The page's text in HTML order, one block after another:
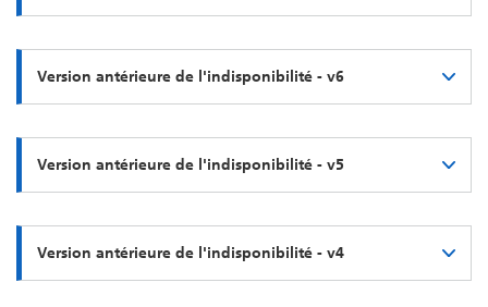
Version antérieure de l'indisponibilité - v6
Version antérieure de l'indisponibilité - v5
Version antérieure de l'indisponibilité - v4